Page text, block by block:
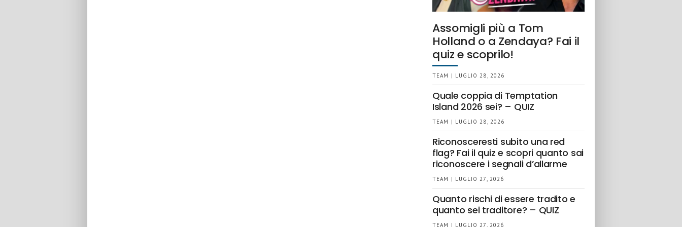
Assomigli più a Tom
Holland o a Zendaya? Fai il
quiz e scoprilo!
TEAM | LUGLIO 28, 2026
Quale coppia di Temptation
Island 2026 sei? – QUIZ
TEAM | LUGLIO 28, 2026
Riconosceresti subito una red
flag? Fai il quiz e scopri quanto sai
riconoscere i segnali d’allarme
TEAM | LUGLIO 27, 2026
Quanto rischi di essere tradito e
quanto sei traditore? – QUIZ
TEAM | LUGLIO 27, 2026